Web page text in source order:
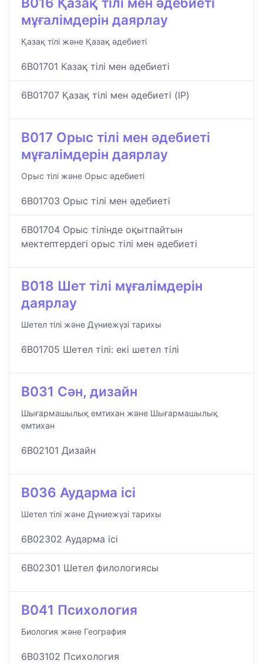
мұғалімдерін даярлау
Қазақ тілі және Қазақ әдебиеті
6B01701 Казақ тілі мен әдебиеті
6B01707 Қазақ тілі мен әдебиеті (IP)
B017 Орыс тілі мен әдебиеті
мұғалімдерін даярлау
Орыс тілі және Орыс әдебиеті
6B01703 Орыс тілі мен әдебиеті
6B01704 Орыс тілінде оқытпайтын
мектептердегі орыс тілі мен әдебиеті
B018 Шет тілі мұғалімдерін
даярлау
Шетел тілі және Дүниежүзі тарихы
6B01705 Шетел тілі: екі шетел тілі
B031 Сән, дизайн
Шығармашылық емтихан және Шығармашылық
емтихан
6B02101 Дизайн
B036 Аударма ісі
Шетел тілі және Дүниежүзі тарихы
6B02302 Аударма ісі
6B02301 Шетел филологиясы
B041 Психология
Биология және География
6B03102 Психология